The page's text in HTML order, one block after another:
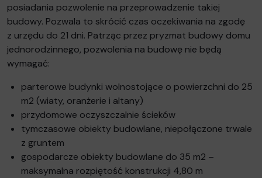
posiadania pozwolenie na przeprowadzenie takiej
budowy. Pozwala to skrócić czas oczekiwania na zgodę
z urzędu do 21 dni. Patrząc przez pryzmat budowy domu
jednorodzinnego, pozwolenia na budowę nie będą
wymagać:
parterowe budynki wolnostojące o powierzchni do 25
m2 (wiaty, oranżerie i altany)
przydomowe oczyszczalnie ścieków
tymczasowe obiekty budowlane, niepołączone trwale
z gruntem
gospodarcze obiekty budowlane do 35 m2 –
maksymalna rozpiętość konstrukcji 4,80 m